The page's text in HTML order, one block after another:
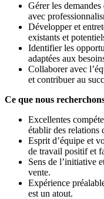
Gérer les
avec
Développer et
existants et
Identifier les
adaptées aux
Collaborer avec
et contribuer au
Ce que nous
Excellentes
établir des relations
Esprit d’équipe et
de travail positif et
Sens de l’initiative
vente.
Expérience
est un atout.